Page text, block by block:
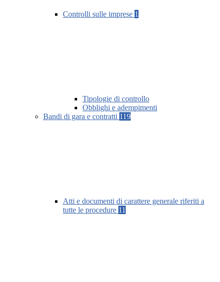
Controlli sulle imprese 1
Tipologie di controllo
Obblighi e adempimenti
Bandi di gara e contratti 119
Atti e documenti di carattere generale riferiti a
tutte le procedure 11